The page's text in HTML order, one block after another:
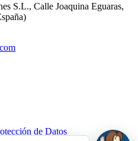
S.L., Calle Joaquina Eguaras,
)
de Datos